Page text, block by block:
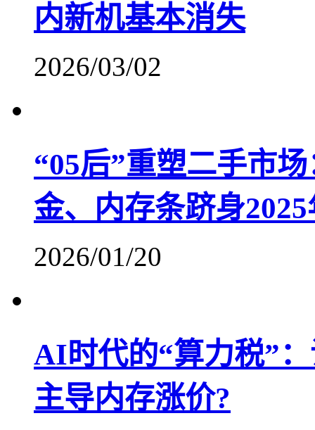
内新机基本消失
2026/03/02
“05后”重塑二手市
金、内存条跻身
2026/01/20
AI时代的“算力税”
主导内存涨价?